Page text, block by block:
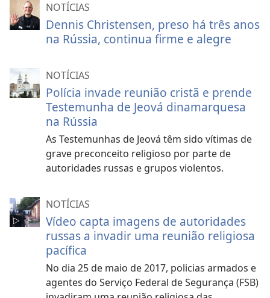
NOTÍCIAS
Dennis Christensen, preso há três anos
na Rússia, continua firme e alegre
NOTÍCIAS
Polícia invade reunião cristã e prende
Testemunha de Jeová dinamarquesa
na Rússia
As Testemunhas de Jeová têm sido vítimas de
grave preconceito religioso por parte de
autoridades russas e grupos violentos.
NOTÍCIAS
Vídeo capta imagens de autoridades
russas a invadir uma reunião religiosa
pacífica
No dia 25 de maio de 2017, policias armados e
agentes do Serviço Federal de Segurança (FSB)